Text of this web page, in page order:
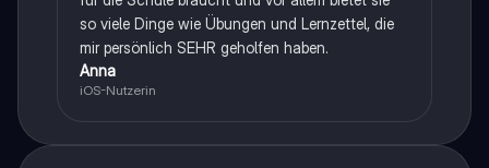
so viele Dinge wie Übungen und Lernzettel, die
mir persönlich SEHR geholfen haben.
Anna
iOS-Nutzerin